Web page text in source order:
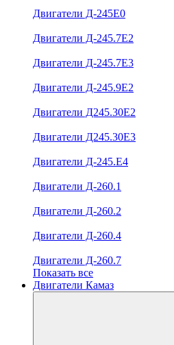
Двигатели Д-245Е0
Двигатели Д-245.7Е2
Двигатели Д-245.7Е3
Двигатели Д-245.9Е2
Двигатели Д245.30Е2
Двигатели Д245.30Е3
Двигатели Д-245.Е4
Двигатели Д-260.1
Двигатели Д-260.2
Двигатели Д-260.4
Двигатели Д-260.7
Показать все
Двигатели Камаз